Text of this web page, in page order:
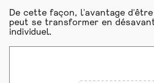
De cette façon, l'avantage d'être
peut se transformer en
individuel.